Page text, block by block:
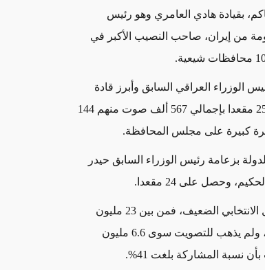
بقيادة هادي العامري وهو رئيس
من إيران، صاحب النصيب الأكبر في
الوزراء العراقي السابق وأبرز قادة
الإطار التنسيقي الشيعي نوري المالكي، وحصل على 25 مقعدا بإجمالي 567 ألف صوت منهم 144
كبيرة على مجلس المحافظة.
بزعامة رئيس الوزراء السابق حيدر
وحصل على 24 مقعدا.
واتسمت الانتخابات المحلية الأخيرة في العراق بالإقبال الانتخابي الضعيف، فمن بين 23 مليون
ناخب مؤهل في البلاد لم يسجل سوى 26 مليون فقط، ولم يذهب للتصويت سوى 6.6 مليون
نسبة المشاركة بلغت 41%.